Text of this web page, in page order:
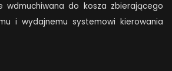
wdmuchiwana do kosza zbierającego
i wydajnemu systemowi kierowania